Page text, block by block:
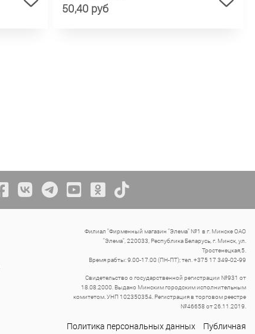
50,40 руб
Филиал "Фирменный магазин "Элема" №1 в г. Минске ОАО
"Элема", 220033, Республика Беларусь, г. Минск, ул.
Тростенецкая,5.
Время рабты: 9.00-17.00 (ПН-ПТ); тел. +375 17 349-02-99
Свидетельство о государственной регистрации №931 от
18.08.2000. Выдано Минским городским исполнительным
комитетом. УНП 102350354. Регистрация в торговом реестре
№46658 от 26.11.2019.
Политика персональных данных
Публичная